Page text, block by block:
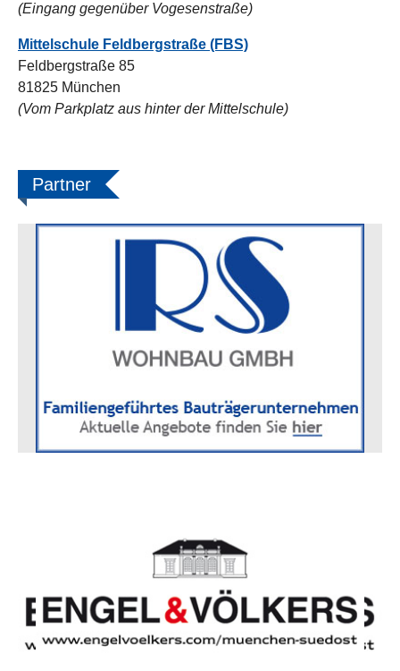
(Eingang gegenüber Vogesenstraße)
Mittelschule Feldbergstraße (FBS)
Feldbergstraße 85
81825 München
(Vom Parkplatz aus hinter der Mittelschule)
Partner